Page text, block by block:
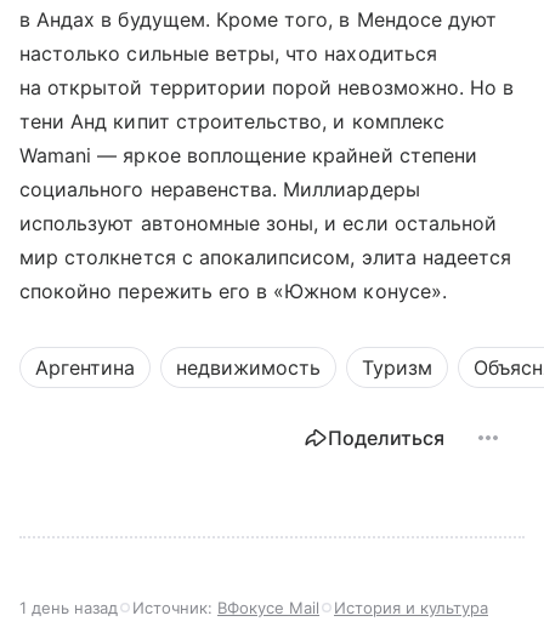
в Андах в будущем. Кроме того, в Мендосе дуют
настолько сильные ветры, что находиться
на открытой территории порой невозможно. Но в
тени Анд кипит строительство, и комплекс
Wamani — яркое воплощение крайней степени
социального неравенства. Миллиардеры
используют автономные зоны, и если остальной
мир столкнется с апокалипсисом, элита надеется
спокойно пережить его в «Южном конусе».
Аргентина недвижимость Туризм
Поделиться
1 день назад Источник: ВФокусе Mail История и культура